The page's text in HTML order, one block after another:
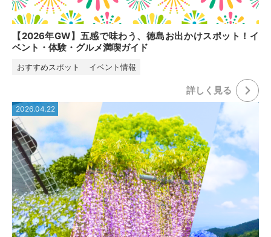
【2026年GW】五感で味わう、徳島お出かけスポット！イ
ベント・体験・グルメ満喫ガイド
おすすめスポット イベント情報
詳しく⾒る
2026.04.22